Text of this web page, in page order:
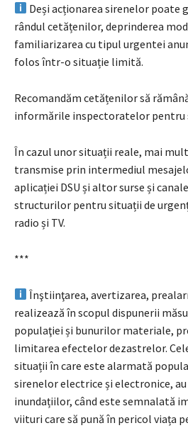
Deși acționarea sirenelor poate
rândul cetățenilor, deprinderea
familiarizarea cu tipul urgentei
folos într-o situație limită.
Recomandăm cetățenilor să
informările inspectoratelor pentru
În cazul unor situații reale, mai
transmise prin intermediul
aplicației DSU și altor surse și
structurilor pentru situații de
radio și TV.
***
Înştiinţarea, avertizarea,
realizează în scopul dispunerii
populaţiei și bunurilor materiale,
limitarea efectelor dezastrelor.
situații în care este alarmată
sirenelor electrice și electronice,
inundațiilor, când este semnalată
viituri care să pună în pericol viața